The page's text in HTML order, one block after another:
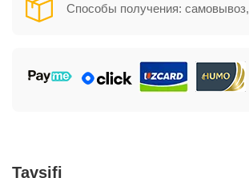
Способы получения: самовывоз,
Tavsifi